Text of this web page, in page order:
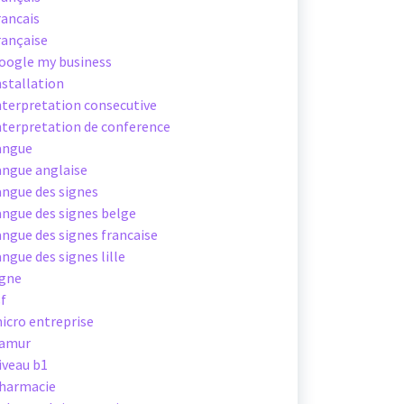
my business
consecutive
de conference
anglaise
des signes
des signes belge
des signes francaise
des signes lille
entreprise
b1